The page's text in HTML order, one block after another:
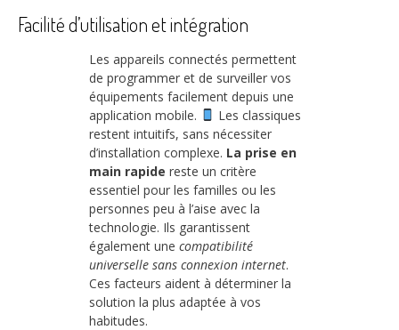
Facilité d’utilisation et intégration
Les appareils connectés permettent
de programmer et de surveiller vos
équipements facilement depuis une
application mobile.
Les classiques
restent intuitifs, sans nécessiter
d’installation complexe. La prise en
main rapide reste un critère
essentiel pour les familles ou les
personnes peu à l’aise avec la
technologie. Ils garantissent
également une compatibilité
universelle sans connexion internet.
Ces facteurs aident à déterminer la
solution la plus adaptée à vos
habitudes.